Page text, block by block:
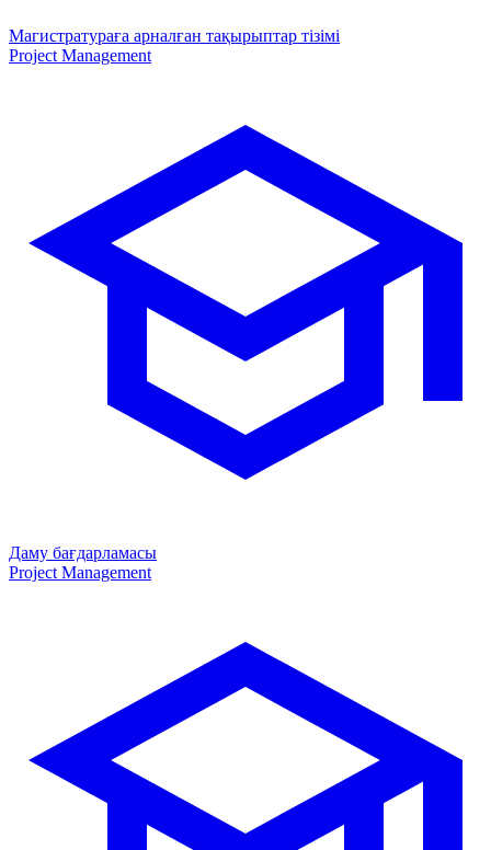
Магистратураға арналған тақырыптар тізімі
Project Management
Даму бағдарламасы
Project Management